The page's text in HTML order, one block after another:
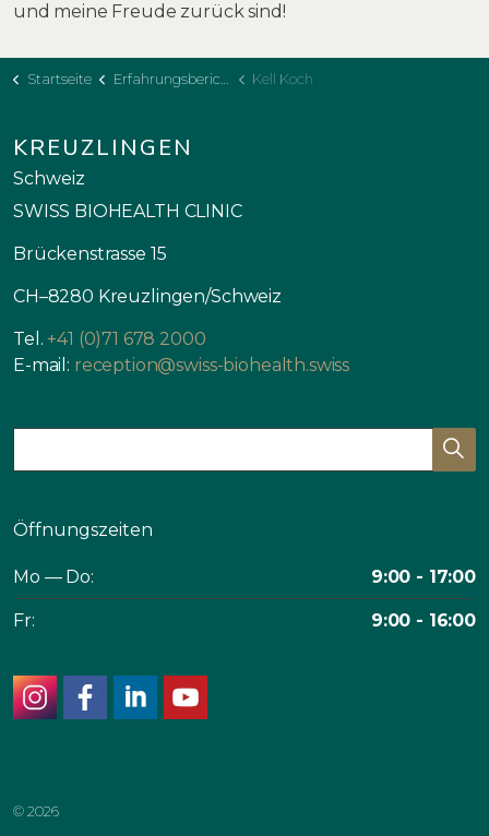
und meine Freude zurück sind!
Startseite Erfahrungsberichte Kell Koch
KREUZLINGEN
Schweiz
SWISS BIOHEALTH CLINIC
Brückenstrasse 15
CH–8280 Kreuzlingen/Schweiz
Tel. +41 (0)71 678 2000
E-mail: reception@swiss-biohealth.swiss
Öffnungszeiten
Mo — Do: 9:00 - 17:00
Fr: 9:00 - 16:00
© 2026